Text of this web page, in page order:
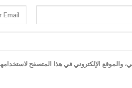
والموقع الإلكتروني في هذا المتصفح